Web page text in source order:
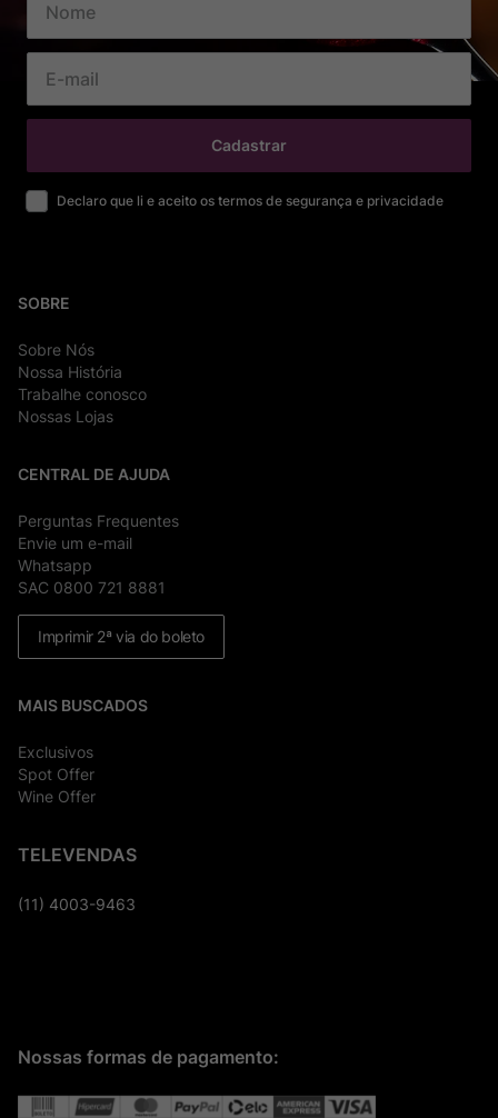
Cadastrar
Declaro que li e aceito os termos de segurança e privacidade
SOBRE
Sobre Nós
Nossa História
Trabalhe conosco
Nossas Lojas
CENTRAL DE AJUDA
Perguntas Frequentes
Envie um e-mail
Whatsapp
SAC 0800 721 8881
Imprimir 2ª via do boleto
MAIS BUSCADOS
Exclusivos
Spot Offer
Wine Offer
TELEVENDAS
(11) 4003-9463
Nossas formas de pagamento: